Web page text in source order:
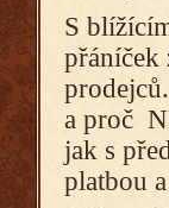
S
přáníček
a proč
jak s
platbou